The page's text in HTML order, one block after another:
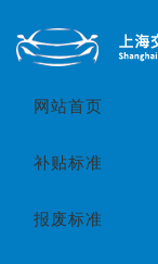
网站首页
补贴标准
报废标准